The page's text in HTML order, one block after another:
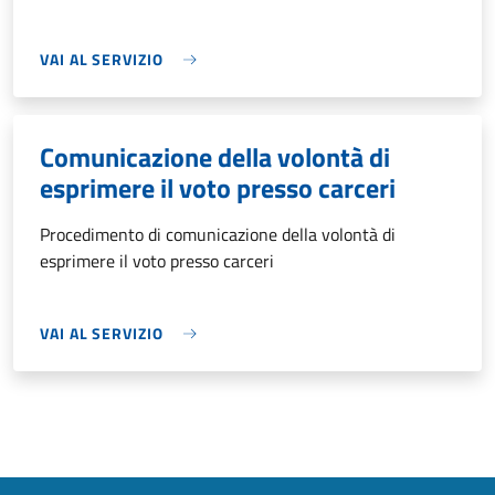
VAI AL SERVIZIO
Comunicazione della volontà di
esprimere il voto presso carceri
Procedimento di comunicazione della volontà di
esprimere il voto presso carceri
VAI AL SERVIZIO